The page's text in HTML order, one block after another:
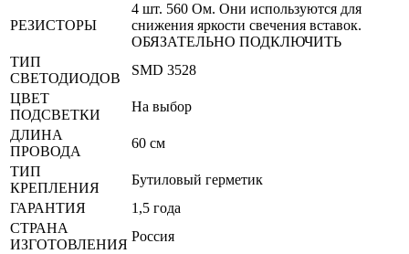
РЕЗИСТОРЫ
4 шт. 560 Ом. Они используются для
снижения яркости свечения вставок.
ОБЯЗАТЕЛЬНО ПОДКЛЮЧИТЬ
ТИП
СВЕТОДИОДОВ
SMD 3528
ЦВЕТ
ПОДСВЕТКИ
На выбор
ДЛИНА
ПРОВОДА
60 см
ТИП
КРЕПЛЕНИЯ
Бутиловый герметик
ГАРАНТИЯ
1,5 года
СТРАНА
ИЗГОТОВЛЕНИЯ
Россия